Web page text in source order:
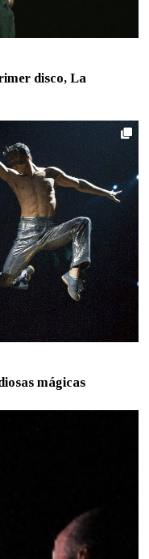
disco, La
mágicas